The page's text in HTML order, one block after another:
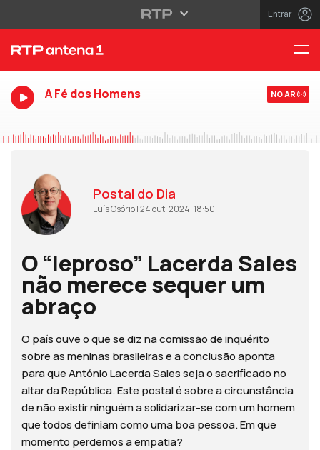
Entrar
A Fé dos Homens NO AR
Postal do Dia
Luís Osório | 24 out, 2024, 18:50
O “leproso” Lacerda Sales
não merece sequer um
abraço
O país ouve o que se diz na comissão de inquérito
sobre as meninas brasileiras e a conclusão aponta
para que António Lacerda Sales seja o sacrificado no
altar da República. Este postal é sobre a circunstância
de não existir ninguém a solidarizar-se com um homem
que todos definiam como uma boa pessoa. Em que
momento perdemos a empatia?